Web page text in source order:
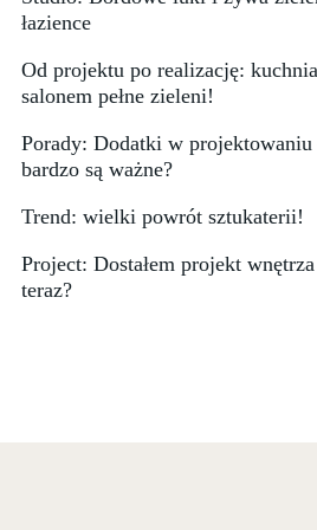
łazience
Od projektu po realizację:
salonem pełne zieleni!
Porady: Dodatki w
bardzo są ważne?
Trend: wielki powrót sztukaterii!
Project: Dostałem projekt
teraz?